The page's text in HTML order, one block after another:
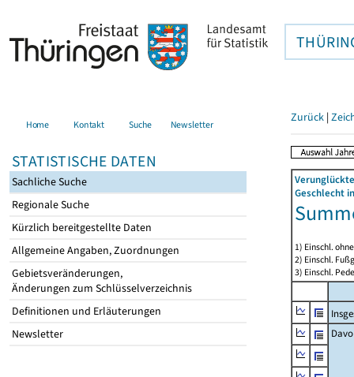
Home Kontakt Suche Newsletter
STATISTISCHE DATEN
Sachliche Suche
Regionale Suche
Kürzlich bereitgestellte Daten
Allgemeine Angaben, Zuordnungen
Gebietsveränderungen,
Änderungen zum Schlüsselverzeichnis
Definitionen und Erläuterungen
Newsletter
Zurück |
Geschlecht
1) Einschl.
2) Einschl.
3) Einschl.